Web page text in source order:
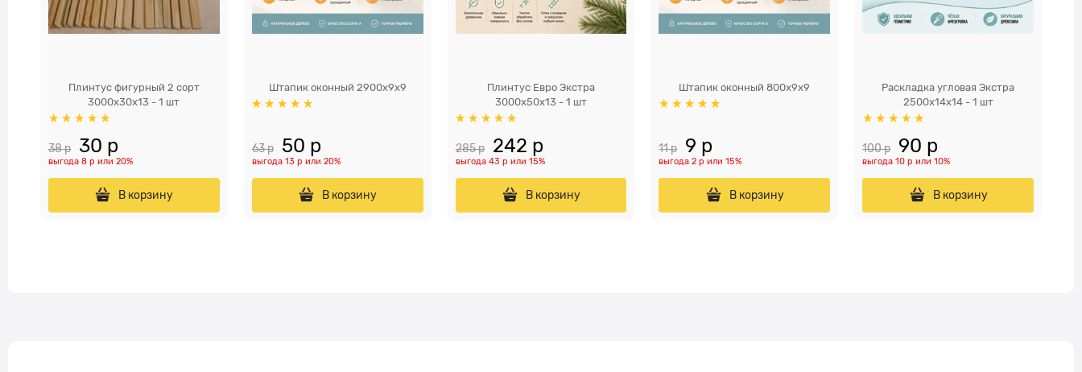
Плинтус фигурный 2 сорт
3000х30х13 - 1 шт
38 р 30 р
выгода 8 р или 20%
В корзину
Штапик оконный 2900x9x9
63 р 50 р
выгода 13 р или 20%
В корзину
Плинтус Евро Экстра
3000x50х13 - 1 шт
285 р 242 р
выгода 43 р или 15%
В корзину
Штапик оконный 800x9x9
11 р 9 р
выгода2 р или15%
В корзину
Раскладка угловая Экстра
2500x14x14 - 1 шт
100 р 90 р
выгода10 р или10%
В корзину